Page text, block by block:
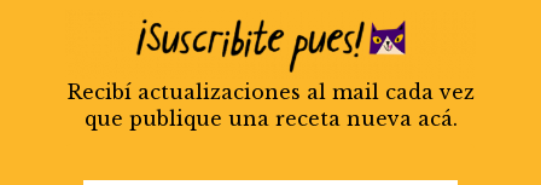
Recibí actualizaciones al mail cada vez
que publique una receta nueva acá.